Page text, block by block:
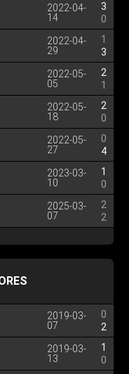
2022-04-
14
3
0
2022-04-
29
1
3
2022-05-
05
2
1
2022-05-
18
2
0
2022-05-
27
0
4
2023-03-
10
1
0
2025-03-
07
2
2
2019-03-
07
0
2
2019-03-
13
1
0